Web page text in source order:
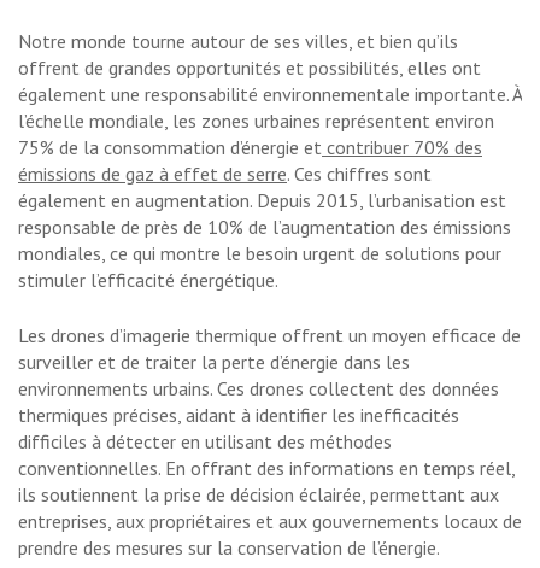
Notre monde tourne autour de ses villes, et bien qu’ils
offrent de grandes opportunités et possibilités, elles ont
également une responsabilité environnementale importante. À
l’échelle mondiale, les zones urbaines représentent environ
75% de la consommation d’énergie et contribuer 70% des
émissions de gaz à effet de serre. Ces chiffres sont
également en augmentation. Depuis 2015, l’urbanisation est
responsable de près de 10% de l’augmentation des émissions
mondiales, ce qui montre le besoin urgent de solutions pour
stimuler l’efficacité énergétique.
Les drones d’imagerie thermique offrent un moyen efficace de
surveiller et de traiter la perte d’énergie dans les
environnements urbains. Ces drones collectent des données
thermiques précises, aidant à identifier les inefficacités
difficiles à détecter en utilisant des méthodes
conventionnelles. En offrant des informations en temps réel,
ils soutiennent la prise de décision éclairée, permettant aux
entreprises, aux propriétaires et aux gouvernements locaux de
prendre des mesures sur la conservation de l’énergie.